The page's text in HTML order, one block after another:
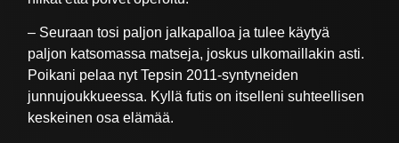
– Seuraan tosi paljon jalkapalloa ja tulee käytyä
paljon katsomassa matseja, joskus ulkomaillakin asti.
Poikani pelaa nyt Tepsin 2011-syntyneiden
junnujoukkueessa. Kyllä futis on itselleni suhteellisen
keskeinen osa elämää.